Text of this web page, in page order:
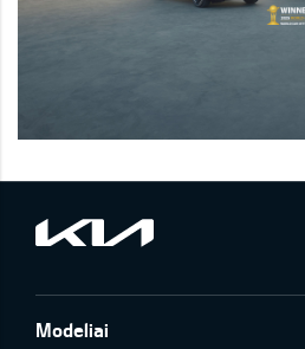
Modeliai